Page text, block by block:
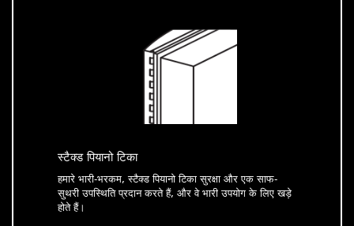
स्टैक्ड पियानो टिका
हमारे भारी-भरकम, स्टैक्ड पियानो टिका सुरक्षा और एक साफ-
सुथरी उपस्थिति प्रदान करते हैं, और वे भारी उपयोग के लिए खड़े
होते हैं।